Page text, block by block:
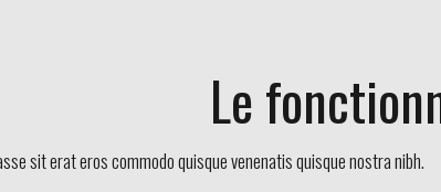
Le
sit erat eros commodo quisque venenatis quisque nostra nibh.